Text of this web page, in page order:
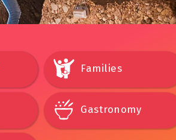
Families
Gastronomy